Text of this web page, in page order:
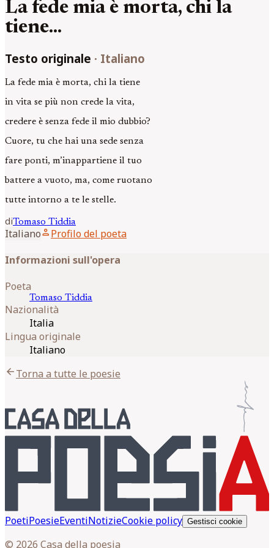
La fede mia è morta, chi la
tiene...
Testo originale · Italiano
La fede mia è morta, chi la tiene
in vita se più non crede la vita,
credere è senza fede il mio dubbio?
Cuore, tu che hai una sede senza
fare ponti, m’inappartiene il tuo
battere a vuoto, ma, come ruotano
tutte intorno a te le stelle.
diTomaso Tiddia
Italianoperson Profilo del poeta
Informazioni sull'opera
Poeta
Tomaso Tiddia
Nazionalità
Italia
Lingua originale
Italiano
arrow_backTorna a tutte le poesie
PoetiPoesieEventiNotizieCookie policy Gestisci cookie
© 2026 Casa della poesia